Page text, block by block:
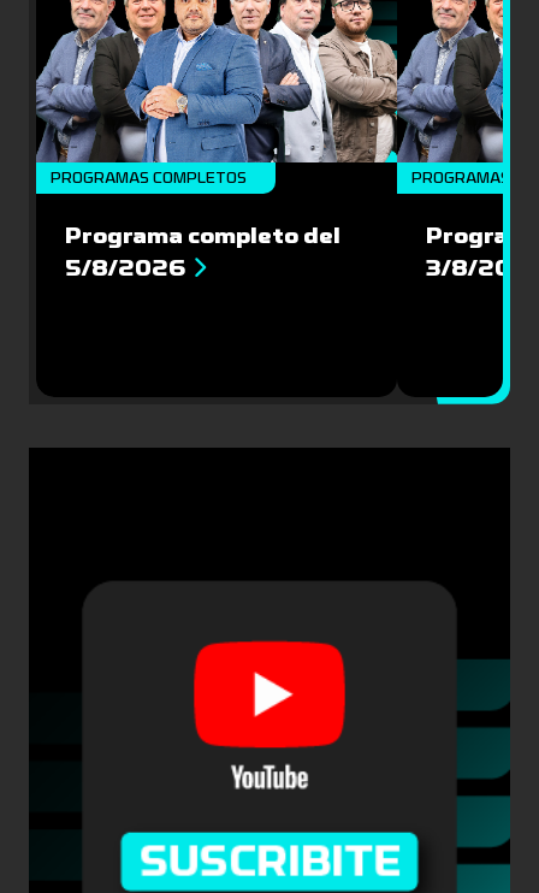
PROGRAMAS COMPLETOS
Programa completo del
5/8/2026
PROGRAMAS
3/8/